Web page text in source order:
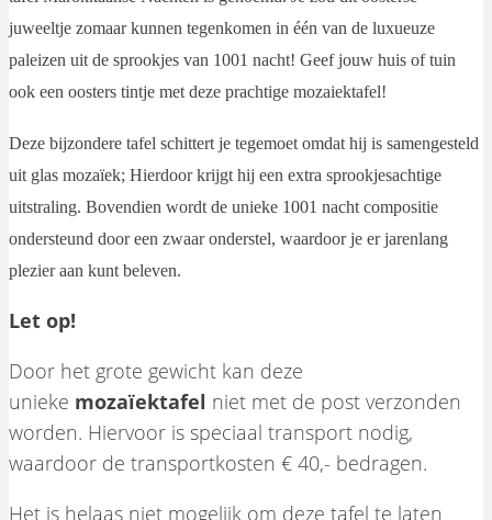
juweeltje zomaar kunnen tegenkomen in één van de luxueuze
paleizen uit de sprookjes van 1001 nacht! Geef jouw huis of tuin
ook een oosters tintje met deze prachtige mozaiektafel!
Deze bijzondere tafel schittert je tegemoet omdat hij is samengesteld
uit glas mozaïek; Hierdoor krijgt hij een extra sprookjesachtige
uitstraling. Bovendien wordt de unieke 1001 nacht compositie
ondersteund door een zwaar onderstel, waardoor je er jarenlang
plezier aan kunt beleven.
Let op!
Door het grote gewicht kan deze
unieke mozaïektafel niet met de post verzonden
worden. Hiervoor is speciaal transport nodig,
waardoor de transportkosten € 40,- bedragen.
Het is helaas niet mogelijk om deze tafel te laten